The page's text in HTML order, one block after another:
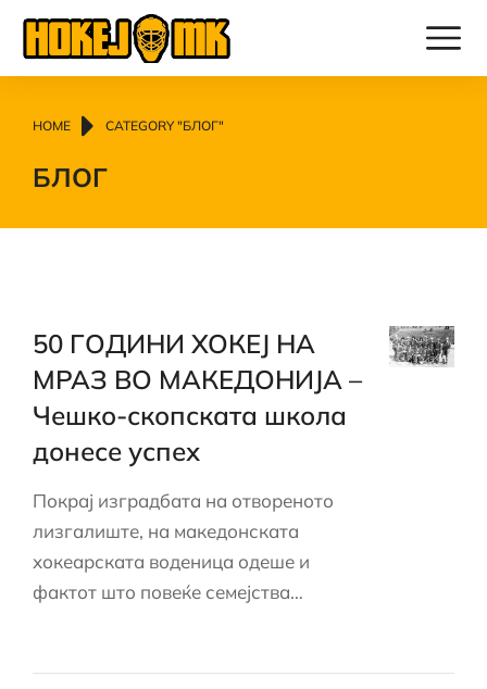
You are here:
HOME CATEGORY "БЛОГ"
БЛОГ
50 ГОДИНИ ХОКЕЈ НА
МРАЗ ВО МАКЕДОНИЈА –
Чешко-скопската школа
донесе успех
Покрај изградбата на отвореното
лизгалиште, на македонската
хокеарската воденица одеше и
фактот што повеќе семејства…